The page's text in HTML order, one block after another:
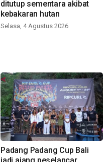
ditutup sementara akibat
kebakaran hutan
Selasa, 4 Agustus 2026
Padang Padang Cup Bali
jadi ajang peselancar